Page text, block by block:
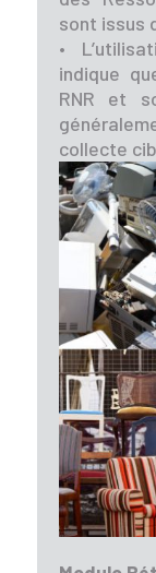
sont issus
•
indique
RNR et
collecte